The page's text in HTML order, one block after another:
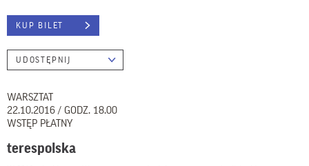
KUP BILET
UDOSTĘPNIJ
WARSZTAT
22.10.2016 / GODZ. 18.00
WSTĘP PŁATNY
terespolska